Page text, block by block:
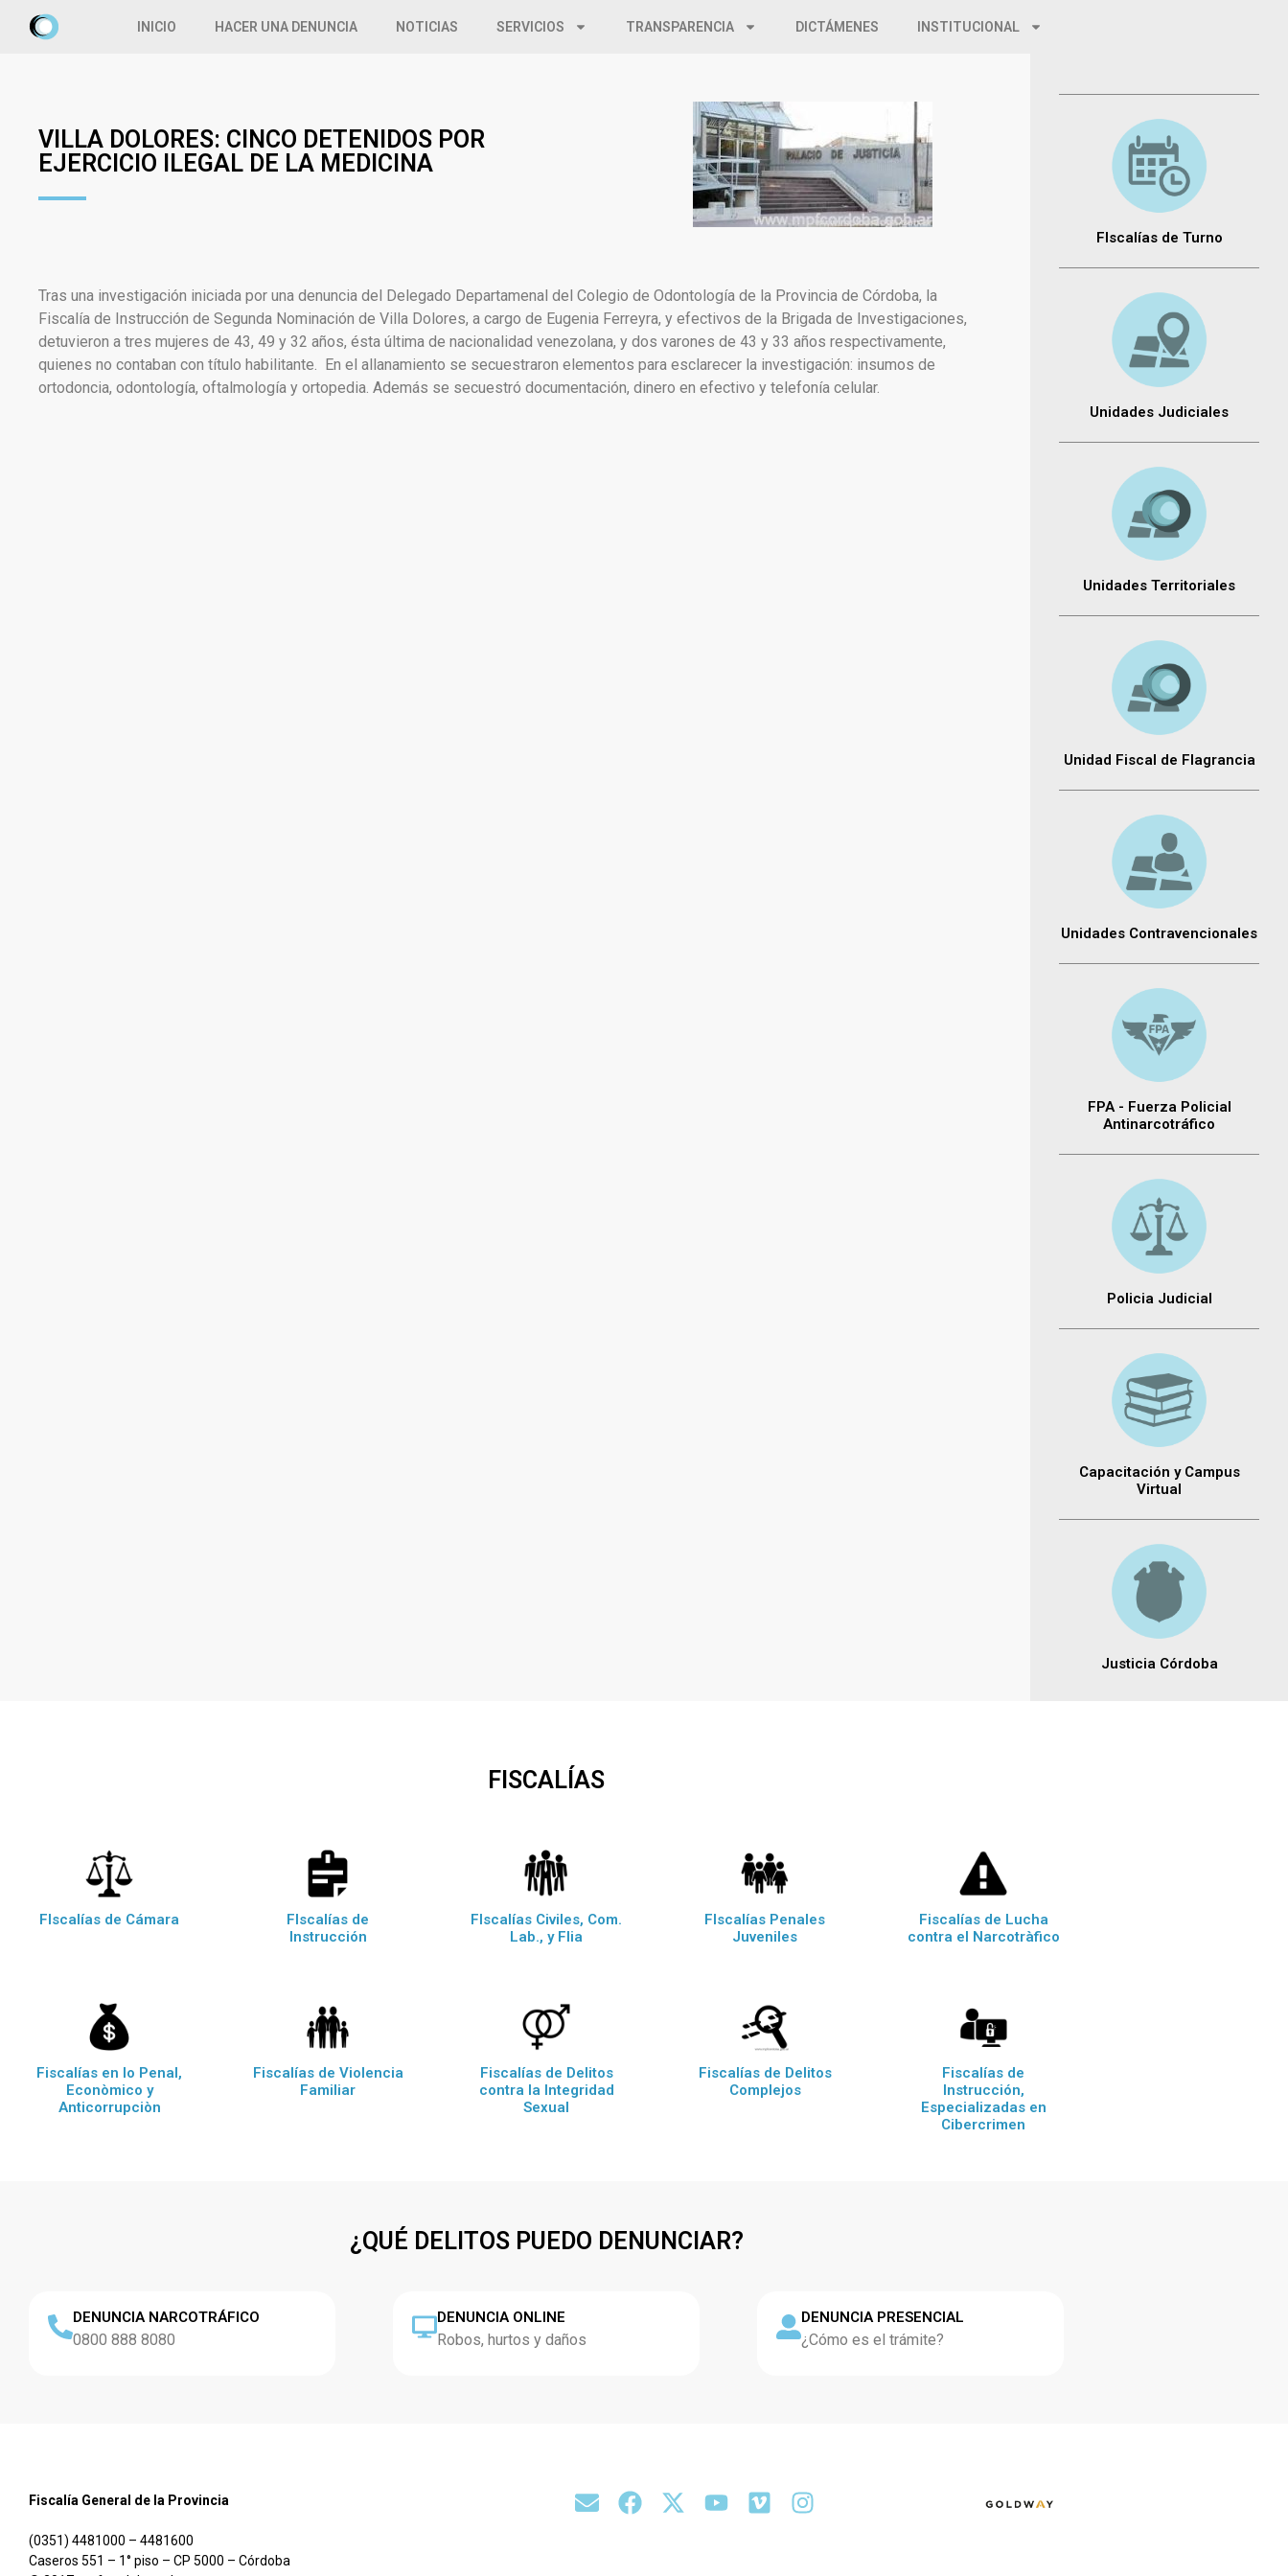
INICIO HACER UNA DENUNCIA NOTICIAS SERVICIOS TRANSPARENCIA DICTÁMENES INSTITUCIONAL
VILLA DOLORES: CINCO DETENIDOS POR
EJERCICIO ILEGAL DE LA MEDICINA
Tras una investigación iniciada por una denuncia del Delegado Departamenal del Colegio de Odontología de la Provincia de Córdoba, la
Fiscalía de Instrucción de Segunda Nominación de Villa Dolores, a cargo de Eugenia Ferreyra, y efectivos de la Brigada de Investigaciones,
detuvieron a tres mujeres de 43, 49 y 32 años, ésta última de nacionalidad venezolana, y dos varones de 43 y 33 años respectivamente,
quienes no contaban con título habilitante. En el allanamiento se secuestraron elementos para esclarecer la investigación: insumos de
ortodoncia, odontología, oftalmología y ortopedia. Además se secuestró documentación, dinero en efectivo y telefonía celular.
FIscalías de Turno
Unidades Judiciales
Unidades Territoriales
Unidad Fiscal de Flagrancia
Unidades Contravencionales
FPA - Fuerza Policial
Antinarcotráfico
Policia Judicial
Capacitación y Campus
Virtual
Justicia Córdoba
FISCALÍAS
FIscalías de Cámara
FIscalías de
Instrucción
FIscalías Civiles, Com.
Lab., y Flia
FIscalías Penales
Juveniles
Fiscalías de Lucha
contra el Narcotràfico
Fiscalías en lo Penal,
Econòmico y
Anticorrupciòn
Fiscalías de Violencia
Familiar
Fiscalías de Delitos
contra la Integridad
Sexual
Fiscalías de Delitos
Complejos
Fiscalías de
Instrucción,
Especializadas en
Cibercrimen
¿QUÉ DELITOS PUEDO DENUNCIAR?
DENUNCIA NARCOTRÁFICO
0800 888 8080
DENUNCIA ONLINE
Robos, hurtos y daños
DENUNCIA PRESENCIAL
¿Cómo es el trámite?
Fiscalía General de la Provincia
(0351) 4481000 – 4481600
Caseros 551 – 1° piso – CP 5000 – Córdoba